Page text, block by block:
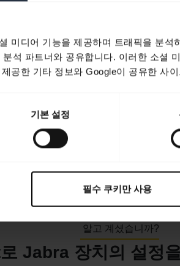
미디어 기능을 제공하며 트래픽을 분
석 파트너와 공유합니다. 이러한 소셜
공한 기타 정보와 Google이 공유한 사
기본 설정
필수 쿠키만 사용
알고 계셨습니까?
Jabra 장치의 설정